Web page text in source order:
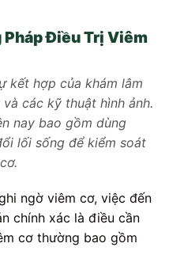
Điều Trị Viêm
kết hợp của khám lâm
các kỹ thuật hình ảnh.
nay bao gồm dùng
lối sống để kiểm soát
ngờ viêm cơ, việc đến
chính xác là điều cần
cơ thường bao gồm